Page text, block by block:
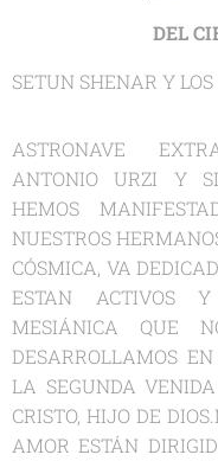
DEL
SETUN SHENAR Y
ASTRONAVE
ANTONIO URZI Y
HEMOS
NUESTROS
CÓSMICA, VA
ESTAN ACTIVOS
MESIÁNICA QUE
DESARROLLAMOS
LA SEGUNDA
CRISTO, HIJO DE
AMOR ESTÁN